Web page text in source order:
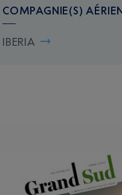
COMPAGNIE(S)
IBERIA